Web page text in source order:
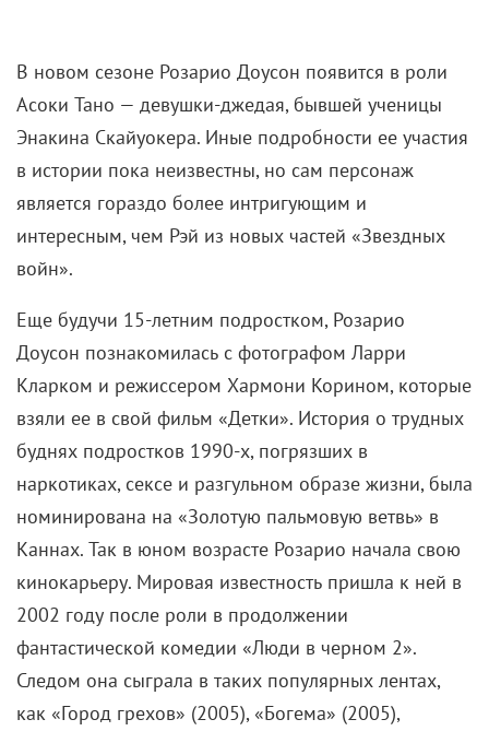
В новом сезоне Розарио Доусон появится в роли
Асоки Тано — девушки-джедая, бывшей ученицы
Энакина Скайуокера. Иные подробности ее участия
в истории пока неизвестны, но сам персонаж
является гораздо более интригующим и
интересным, чем Рэй из новых частей «Звездных
войн».
Еще будучи 15-летним подростком, Розарио
Доусон познакомилась с фотографом Ларри
Кларком и режиссером Хармони Корином, которые
взяли ее в свой фильм «Детки». История о трудных
буднях подростков 1990-х, погрязших в
наркотиках, сексе и разгульном образе жизни, была
номинирована на «Золотую пальмовую ветвь» в
Каннах. Так в юном возрасте Розарио начала свою
кинокарьеру. Мировая известность пришла к ней в
2002 году после роли в продолжении
фантастической комедии «Люди в черном 2».
Следом она сыграла в таких популярных лентах,
как «Город грехов» (2005), «Богема» (2005),